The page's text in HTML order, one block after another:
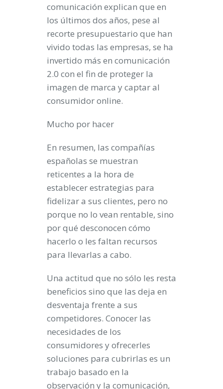
comunicación explican que en
los últimos dos años, pese al
recorte presupuestario que han
vivido todas las empresas, se ha
invertido más en comunicación
2.0 con el fin de proteger la
imagen de marca y captar al
consumidor online.
Mucho por hacer
En resumen, las compañías
españolas se muestran
reticentes a la hora de
establecer estrategias para
fidelizar a sus clientes, pero no
porque no lo vean rentable, sino
por qué desconocen cómo
hacerlo o les faltan recursos
para llevarlas a cabo.
Una actitud que no sólo les resta
beneficios sino que las deja en
desventaja frente a sus
competidores. Conocer las
necesidades de los
consumidores y ofrecerles
soluciones para cubrirlas es un
trabajo basado en la
observación y la comunicación,